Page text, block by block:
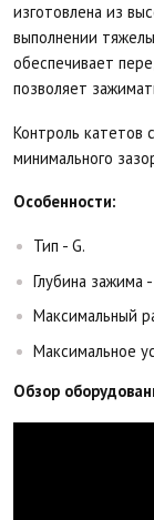
изготовлена из
выполнении
обеспечивает
позволяет
Контроль катетов
минимального
Особенности:
Тип - G.
Глубина зажима
Максимальный
Максимальное
Обзор